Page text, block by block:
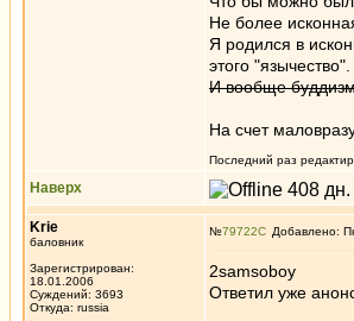
Не более
Я родился в
этого "язычество".
И вообще
На счет
Последний раз
Наверх
Krie
баловник
Зарегистрирован:
18.01.2006
Суждений: 3693
Откуда: russia
№79722 Добавлено:
2samsoboy
Ответил уже